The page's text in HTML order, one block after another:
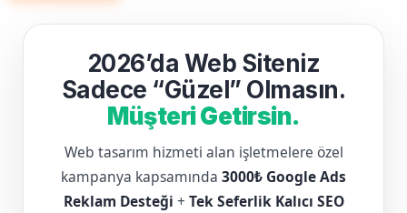
2026’da Web Siteniz
Sadece “Güzel” Olmasın.
Müşteri Getirsin.
Web tasarım hizmeti alan işletmelere özel
kampanya kapsamında 3000₺ Google Ads
Reklam Desteği + Tek Seferlik Kalıcı SEO